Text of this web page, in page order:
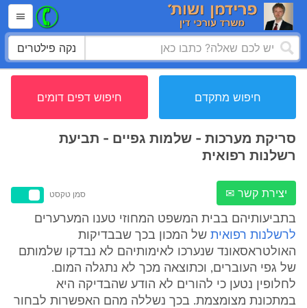
נקה פילטרים
חיפוש מתקדם חיפוש דפים דומים
סריקת מערכות - שלמות גפיים - תביעת
רשלנות רפואית
יצירת קשר ✉ סמן טקסט
בתביעותיהם בבית המשפט המחוזי טענו המערערים
לרשלנות רפואית של המכון בכך שבבדיקות
האולטראסאונד שנערכו לאימותיהם לא נבדקו שלמותם
של גפי העוברים, וכתוצאה מכך לא נתגלה המום.
לחלופין נטען כי להורים לא הודע שהבדיקה היא
במתכונת מצומצמת. בכך נשללה מהם האפשרות לבחור